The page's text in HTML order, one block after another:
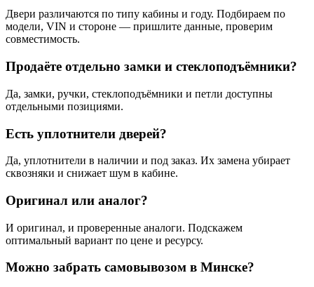
Двери различаются по типу кабины и году. Подбираем по
модели, VIN и стороне — пришлите данные, проверим
совместимость.
Продаёте отдельно замки и стеклоподъёмники?
Да, замки, ручки, стеклоподъёмники и петли доступны
отдельными позициями.
Есть уплотнители дверей?
Да, уплотнители в наличии и под заказ. Их замена убирает
сквозняки и снижает шум в кабине.
Оригинал или аналог?
И оригинал, и проверенные аналоги. Подскажем
оптимальный вариант по цене и ресурсу.
Можно забрать самовывозом в Минске?